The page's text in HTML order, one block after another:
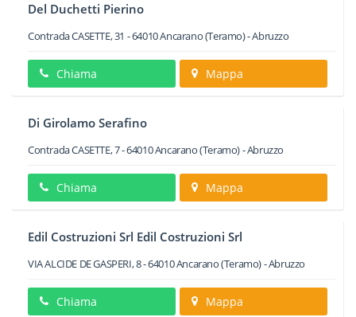
Del Duchetti Pierino
Contrada CASETTE, 31 -64010Ancarano(Teramo) -Abruzzo
Chiama Mappa
Di Girolamo Serafino
Contrada CASETTE, 7-64010Ancarano(Teramo) -Abruzzo
Chiama Mappa
Edil Costruzioni Srl Edil Costruzioni Srl
VIA ALCIDE DE GASPERI, 8-64010Ancarano(Teramo) -Abruzzo
Chiama Mappa